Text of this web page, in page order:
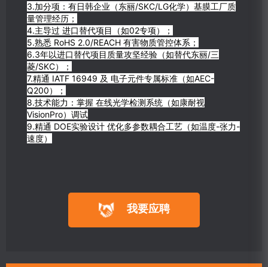
3.加分项：有日韩企业（东丽/SKC/LG化学）基膜工厂质
量管理经历；
4.主导过 进口替代项目（如02专项）；
5.熟悉 RoHS 2.0/REACH 有害物质管控体系；
6.3年以进口替代项目质量攻坚经验（如替代东丽/三
菱/SKC）；
7.精通 IATF 16949 及 电子元件专属标准（如AEC-
Q200）；
8.技术能力：掌握 在线光学检测系统（如康耐视
VisionPro）调试
9.精通 DOE实验设计 优化多参数耦合工艺（如温度-张力-
速度）
我要应聘